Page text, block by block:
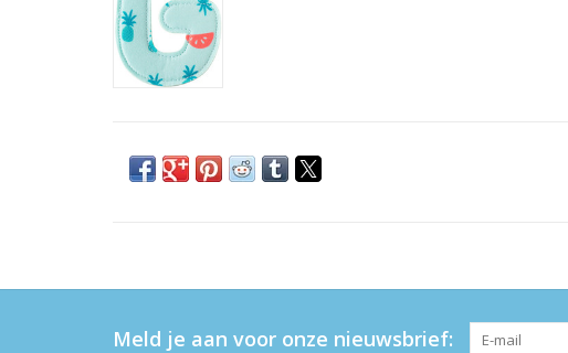
Meld je aan voor onze nieuwsbrief: